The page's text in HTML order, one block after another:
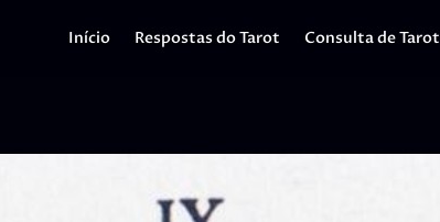
Início Respostas do Tarot Consulta de Tarot